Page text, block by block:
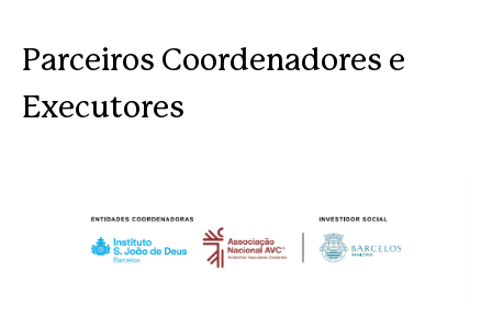
Parceiros Coordenadores e
Executores